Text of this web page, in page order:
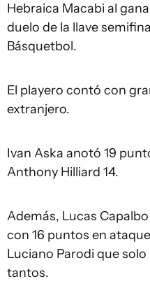
Hebraica Macabi al
duelo de la llave
Básquetbol.
El playero contó con
extranjero.
Ivan Aska anotó 19
Anthony Hilliard 14.
Además, Lucas
con 16 puntos en
Luciano Parodi que
tantos.